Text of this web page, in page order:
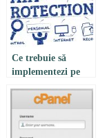
Ce trebuie să
implementezi pe
GDPR compliant